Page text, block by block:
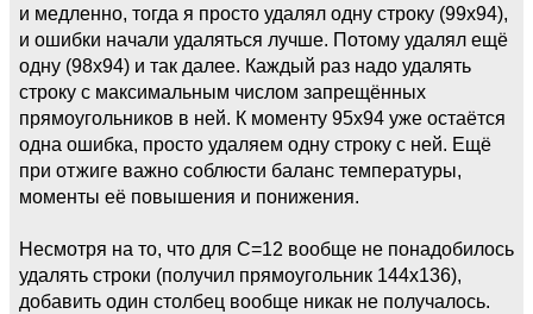
и медленно, тогда я просто удалял одну строку (99x94),
и ошибки начали удаляться лучше. Потому удалял ещё
одну (98x94) и так далее. Каждый раз надо удалять
строку с максимальным числом запрещённых
прямоугольников в ней. К моменту 95x94 уже остаётся
одна ошибка, просто удаляем одну строку с ней. Ещё
при отжиге важно соблюсти баланс температуры,
моменты её повышения и понижения.
Несмотря на то, что для С=12 вообще не понадобилось
удалять строки (получил прямоугольник 144x136),
добавить один столбец вообще никак не получалось.